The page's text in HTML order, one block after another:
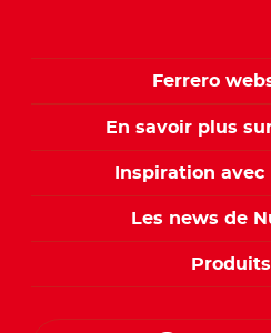
Ferrero
En savoir plus
Inspiration
Les news de
Produits